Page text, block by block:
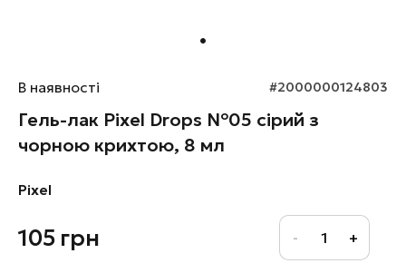
В наявності #2000000124803
Гель-лак Pixel Drops №05 сірий з
чорною крихтою, 8 мл
Pixel
105 грн